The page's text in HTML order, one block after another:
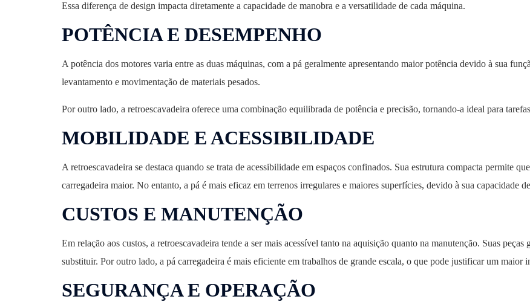
Essa diferença de design impacta diretamente a capacidade de manobra e a versatilidade de cada máquina.
POTÊNCIA E DESEMPENHO
A potência dos motores varia entre as duas máquinas, com a pá geralmente apresentando maior potência devido à sua
levantamento e movimentação de materiais pesados.
Por outro lado, a retroescavadeira oferece uma combinação equilibrada de potência e precisão, tornando-a ideal para
MOBILIDADE E ACESSIBILIDADE
A retroescavadeira se destaca quando se trata de acessibilidade em espaços confinados. Sua estrutura compacta permite
carregadeira maior. No entanto, a pá é mais eficaz em terrenos irregulares e maiores superfícies, devido à sua capacidade
CUSTOS E MANUTENÇÃO
Em relação aos custos, a retroescavadeira tende a ser mais acessível tanto na aquisição quanto na manutenção. Suas
substituir. Por outro lado, a pá carregadeira é mais eficiente em trabalhos de grande escala, o que pode justificar um maior
SEGURANÇA E OPERAÇÃO